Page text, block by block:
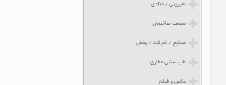
شیرینی / قنادی
صنعت ساختمان
صنایع / شرکت / پخش
طب سنتی،عطاری
عکس و فیلم